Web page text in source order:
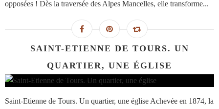
opposées ! Dès la traversée des Alpes Mancelles, elle transforme...
SAINT-ETIENNE DE TOURS. UN
QUARTIER, UNE ÉGLISE
Saint-Etienne de Tours. Un quartier, une église Achevée en 1874, la